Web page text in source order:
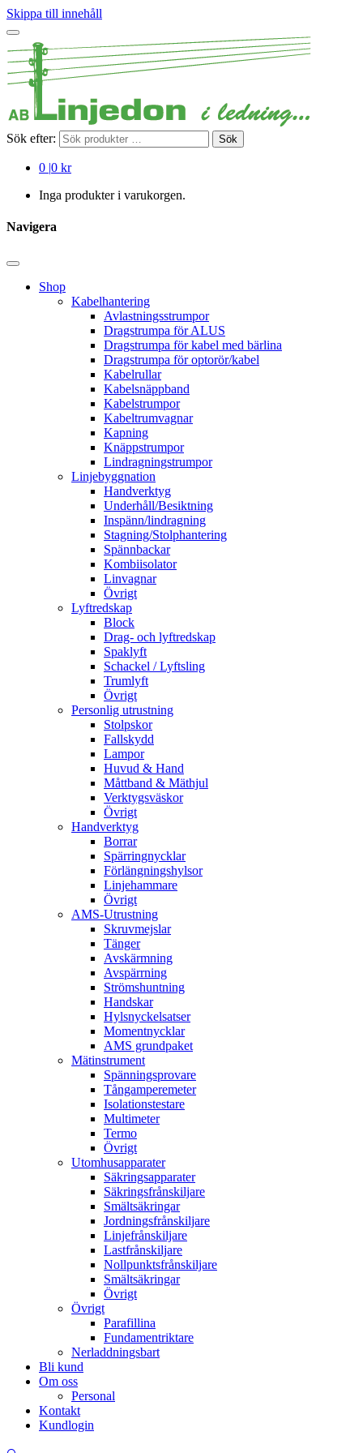
Skippa till innehåll
Sök efter: Sök
0 |0 kr
Inga produkter i varukorgen.
Navigera
Shop
Kabelhantering
Avlastningsstrumpor
Dragstrumpa för ALUS
Dragstrumpa för kabel med bärlina
Dragstrumpa för optorör/kabel
Kabelrullar
Kabelsnäppband
Kabelstrumpor
Kabeltrumvagnar
Kapning
Knäppstrumpor
Lindragningstrumpor
Linjebyggnation
Handverktyg
Underhåll/Besiktning
Inspänn/lindragning
Stagning/Stolphantering
Spännbackar
Kombiisolator
Linvagnar
Övrigt
Lyftredskap
Block
Drag- och lyftredskap
Spaklyft
Schackel / Lyftsling
Trumlyft
Övrigt
Personlig utrustning
Stolpskor
Fallskydd
Lampor
Huvud & Hand
Måttband & Mäthjul
Verktygsväskor
Övrigt
Handverktyg
Borrar
Spärringnycklar
Förlängningshylsor
Linjehammare
Övrigt
AMS-Utrustning
Skruvmejslar
Tänger
Avskärmning
Avspärrning
Strömshuntning
Handskar
Hylsnyckelsatser
Momentnycklar
AMS grundpaket
Mätinstrument
Spänningsprovare
Tångamperemeter
Isolationstestare
Multimeter
Termo
Övrigt
Utomhusapparater
Säkringsapparater
Säkringsfrånskiljare
Smältsäkringar
Jordningsfrånskiljare
Linjefrånskiljare
Lastfrånskiljare
Nollpunktsfrånskiljare
Smältsäkringar
Övrigt
Övrigt
Parafillina
Fundamentriktare
Nerladdningsbart
Bli kund
Om oss
Personal
Kontakt
Kundlogin